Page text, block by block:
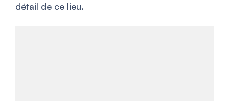
détail de ce lieu.